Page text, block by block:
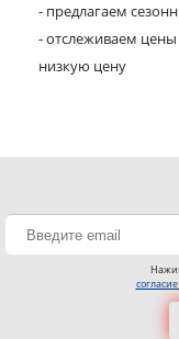
- предлагаем
- отслеживаем
низкую цену